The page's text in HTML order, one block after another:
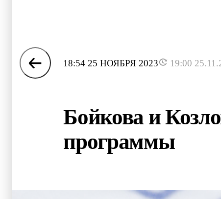
18:54 25 НОЯБРЯ 2023 19:00
Бойкова и
программы